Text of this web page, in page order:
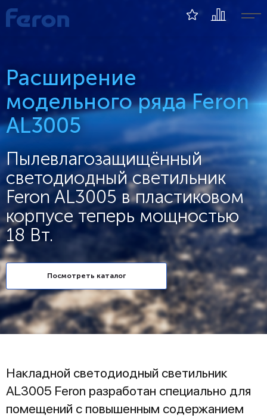
Расширение
модельного ряда Feron
AL3005
Пылевлагозащищённый
светодиодный светильник
Feron AL3005 в пластиковом
корпусе теперь мощностью
18 Вт.
Посмотреть каталог
Накладной светодиодный светильник
AL3005 Feron разработан специально для
помещений с повышенным содержанием